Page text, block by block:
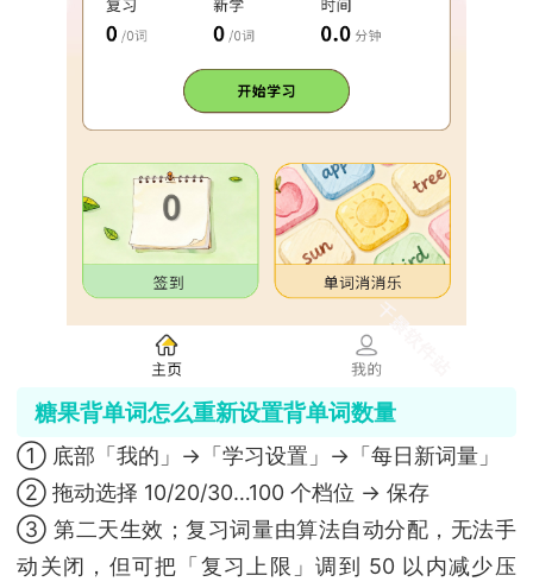
糖果背单词怎么重新设置背单词数量
① 底部「我的」→「学习设置」→「每日新词量」
② 拖动选择 10/20/30…100 个档位 → 保存
③ 第二天生效；复习词量由算法自动分配，无法手
动关闭，但可把「复习上限」调到 50 以内减少压